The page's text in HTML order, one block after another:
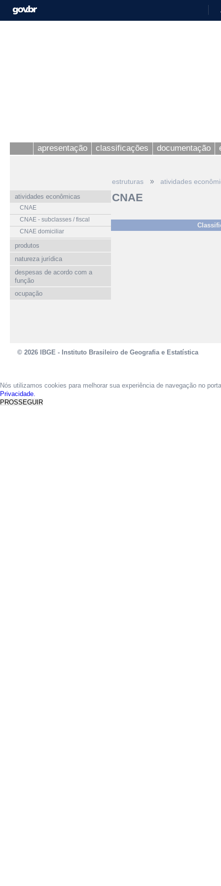
apresentação classificações documentação
atividades econômicas
CNAE
CNAE - subclasses / fiscal
CNAE domiciliar
produtos
natureza jurídica
despesas de acordo com a
função
ocupação
estruturas » atividades
CNAE
© 2026 IBGE - Instituto Brasileiro de Geografia e Estatística
Nós utilizamos cookies para melhorar sua experiência de navegação no
Privacidade.
PROSSEGUIR